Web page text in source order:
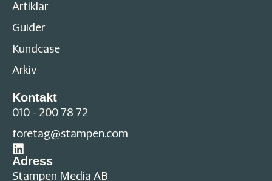
Artiklar
Guider
Kundcase
Arkiv
Kontakt
010 - 200 78 72
foretag@stampen.com
Adress
Stampen Media AB